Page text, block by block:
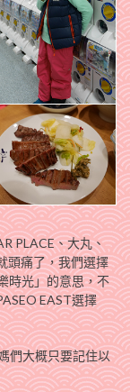
PLACE、大丸、
頭痛了，我們選擇
時光」的意思，不
EAST選擇
們大概只要記住以